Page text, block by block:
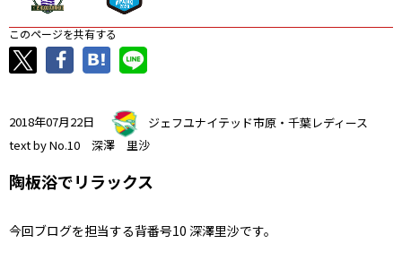
このページを共有する
2018年07月22日
ジェフユナイテッド市原・千葉レディース
text by No.10 深澤 里沙
陶板浴でリラックス
今回ブログを担当する背番号10 深澤里沙です。